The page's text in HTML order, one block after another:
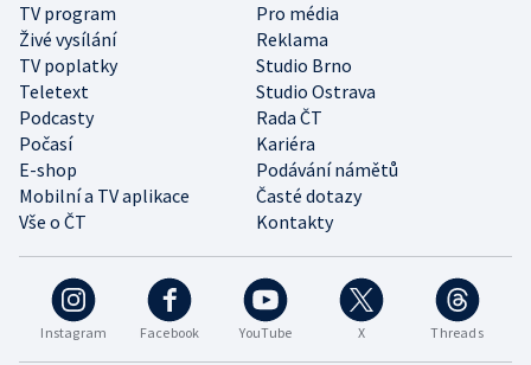
Instagram Facebook YouTube X Threads
TV program
Pro média
Živé vysílání
Reklama
TV poplatky
Studio Brno
Teletext
Studio Ostrava
Podcasty
Rada ČT
Počasí
Kariéra
E-shop
Podávání námětů
Mobilní a TV aplikace
Časté dotazy
Vše o ČT
Kontakty